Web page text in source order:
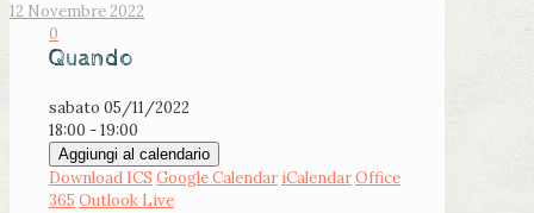
12 Novembre 2022
0
Quando
sabato 05/11/2022
18:00 - 19:00
Aggiungi al calendario
Download ICS Google Calendar iCalendarOffice
365 Outlook Live